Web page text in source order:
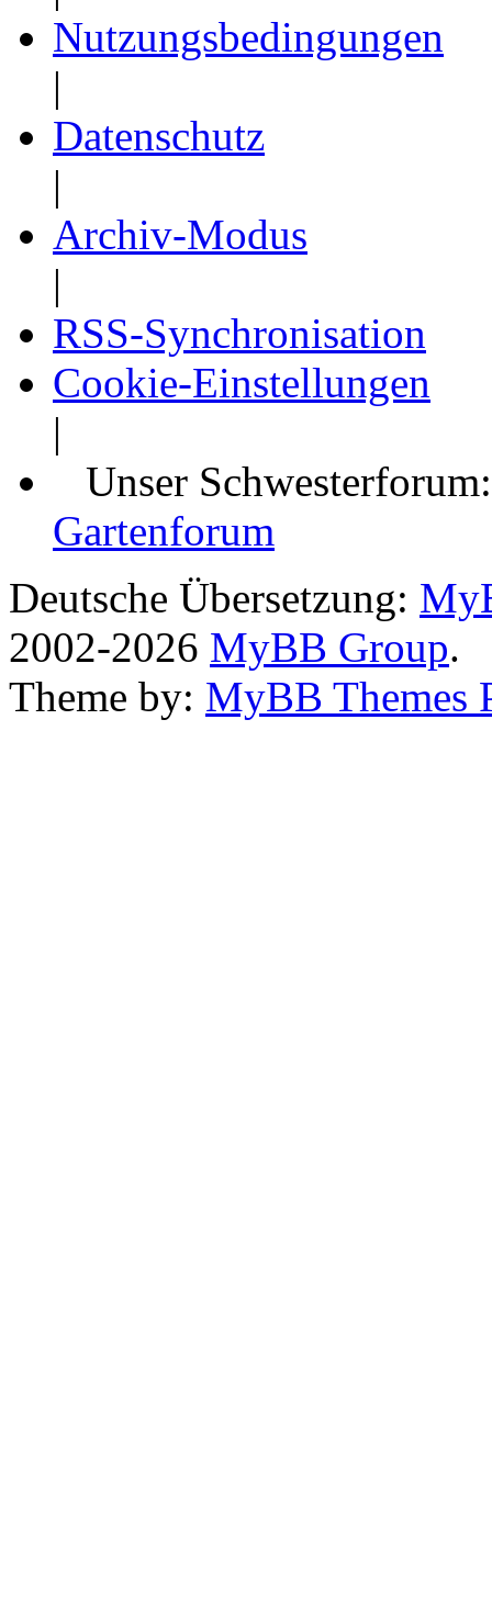
Nutzungsbedingungen
|
Datenschutz
|
Archiv-Modus
|
RSS-Synchronisation
Cookie-Einstellungen
|
Unser
Gartenforum
Deutsche Übersetzung:
2002-2026 MyBB Group.
Theme by: MyBB Themes